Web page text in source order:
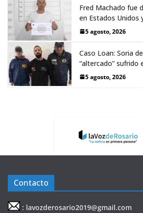
Fred Machado fue
en Estados Unidos
5 agosto, 2026
Caso Loan: Soria
“altercado” sufrido
5 agosto, 2026
Contacto
: lavozderosario2019@gmail.com